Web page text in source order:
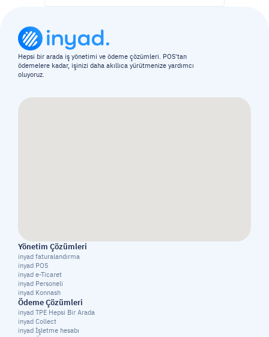
Hepsi bir arada iş yönetimi ve ödeme çözümleri. POS'tan
ödemelere kadar, işinizi daha akıllıca yürütmenize yardımcı
oluyoruz.
Yönetim Çözümleri
inyad faturalandırma
inyad POS
inyad e-Ticaret
inyad Personeli
inyad Konnash
Ödeme Çözümleri
inyad TPE Hepsi Bir Arada
inyad Collect
inyad İşletme hesabı